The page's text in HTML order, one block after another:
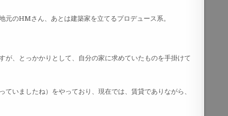
のHMさん、あとは建築家を立てるプロデュース系。
、とっかかりとして、自分の家に求めていたものを手掛けて
いましたね）をやっており、現在では、賃貸でありながら、